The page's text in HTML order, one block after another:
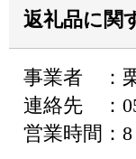
返礼品に関
事業者 ：
連絡先 ：
営業時間：8